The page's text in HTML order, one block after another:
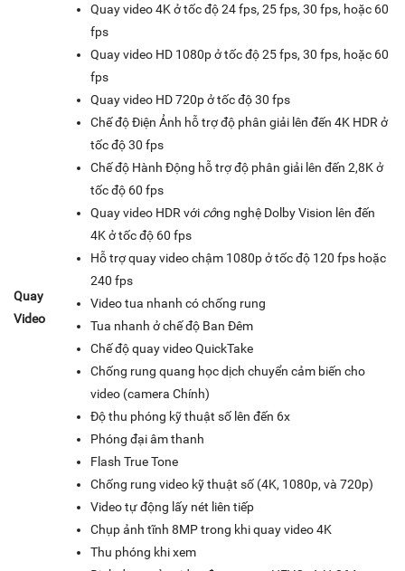
Quay
Video
Quay video 4K ở tốc độ 24 fps, 25 fps, 30 fps, hoặc 60
fps
Quay video HD 1080p ở tốc độ 25 fps, 30 fps, hoặc 60
fps
Quay video HD 720p ở tốc độ 30 fps
Chế độ Điện Ảnh hỗ trợ độ phân giải lên đến 4K HDR ở
tốc độ 30 fps
Chế độ Hành Động hỗ trợ độ phân giải lên đến 2,8K ở
tốc độ 60 fps
Quay video HDR với công nghệ Dolby Vision lên đến
4K ở tốc độ 60 fps
Hỗ trợ quay video chậm 1080p ở tốc độ 120 fps hoặc
240 fps
Video tua nhanh có chống rung
Tua nhanh ở chế độ Ban Đêm
Chế độ quay video QuickTake
Chống rung quang học dịch chuyển cảm biến cho
video (camera Chính)
Độ thu phóng kỹ thuật số lên đến 6x
Phóng đại âm thanh
Flash True Tone
Chống rung video kỹ thuật số (4K, 1080p, và 720p)
Video tự động lấy nét liên tiếp
Chụp ảnh tĩnh 8MP trong khi quay video 4K
Thu phóng khi xem